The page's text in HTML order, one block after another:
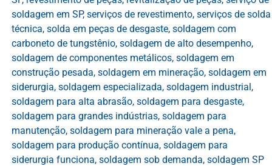
soldagem em SP, serviços de revestimento, serviços de solda
técnica, solda em peças de desgaste, soldagem com
carboneto de tungstênio, soldagem de alto desempenho,
soldagem de componentes metálicos, soldagem em
construção pesada, soldagem em mineração, soldagem em
siderurgia, soldagem especializada, soldagem industrial,
soldagem para alta abrasão, soldagem para desgaste,
soldagem para grandes indústrias, soldagem para
manutenção, soldagem para mineração vale a pena,
soldagem para produção contínua, soldagem para
siderurgia funciona, soldagem sob demanda, soldagem SP